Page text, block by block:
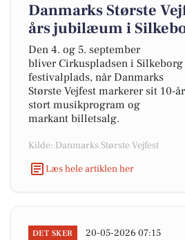
Danmarks Største
års jubilæum i
Den 4. og 5. september
bliver Cirkuspladsen i
festivalplads, når Danmarks
Største Vejfest markerer sit 10-
stort musikprogram og
markant billetsalg.
Kilde: Danmarks Største Vejfest
Læs hele artiklen her
DET SKER 20-05-2026 07:15